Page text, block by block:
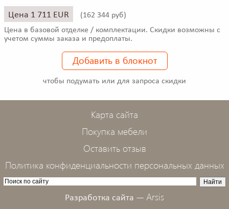
Цена 1 711 EUR (162 344 руб)
Цена в базовой отделке / комплектации. Скидки возможны с
учетом суммы заказа и предоплаты.
Добавить в блокнот
чтобы подумать или для запроса скидки
Карта сайта
Покупка мебели
Оставить отзыв
Политика конфиденциальности персональных данных
Разработка сайта — Arsis